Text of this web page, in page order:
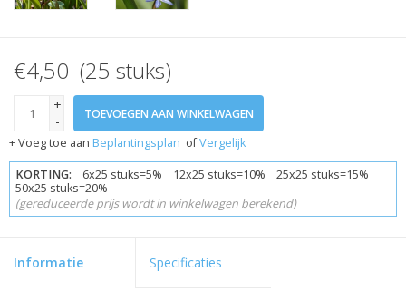
€4,50 (25 stuks)
+
-
TOEVOEGEN AAN WINKELWAGEN
+ Voeg toe aan Beplantingsplan ofVergelijk
KORTING: 6x25 stuks=5% 12x25 stuks=10% 25x25 stuks=15%
50x25 stuks=20%
(gereduceerde prijs wordt in winkelwagen berekend)
Informatie Specificaties